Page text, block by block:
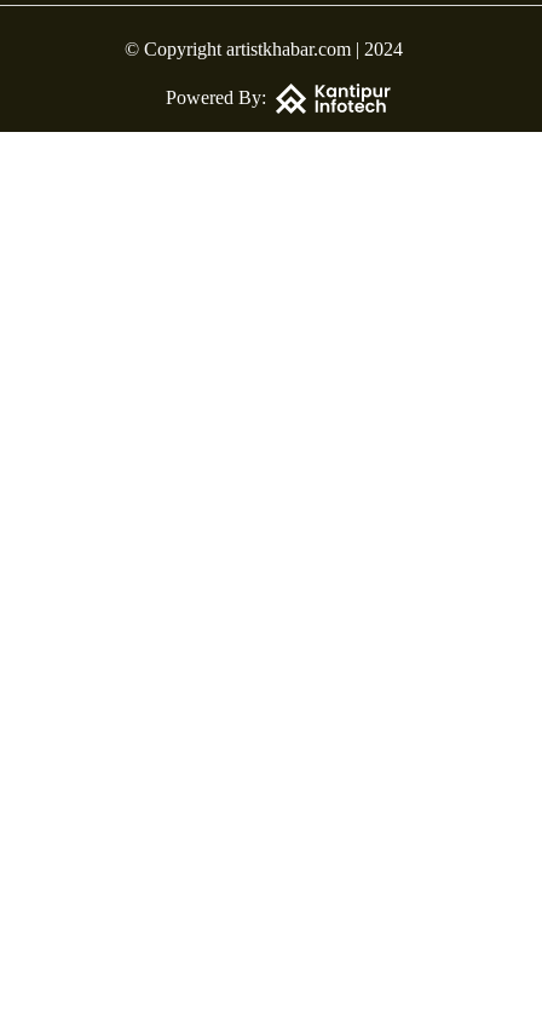
© Copyright artistkhabar.com | 2024
Powered By: